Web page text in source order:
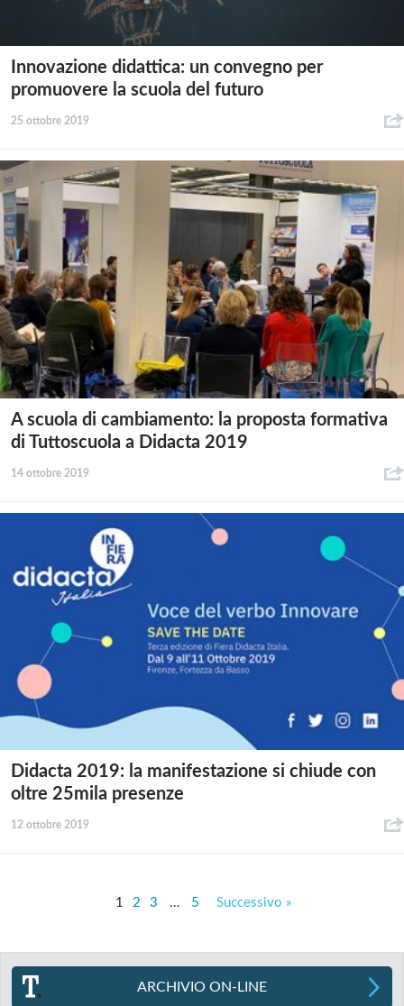
Innovazione didattica: un convegno per
promuovere la scuola del futuro
25 ottobre 2019
A scuola di cambiamento: la proposta formativa
di Tuttoscuola a Didacta 2019
14 ottobre 2019
Didacta 2019: la manifestazione si chiude con
oltre 25mila presenze
12 ottobre 2019
1 2 3 … 5 Successivo »
ARCHIVIO ON-LINE